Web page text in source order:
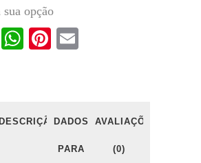
sua opção
TwitterWhatsApp
Pinterest
DESCRIÇÃODADOS
PARA
AVALIAÇÕES
(0)